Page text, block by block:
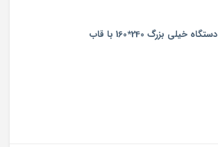
دستگاه خیلی بزرگ 240*160 با قاب